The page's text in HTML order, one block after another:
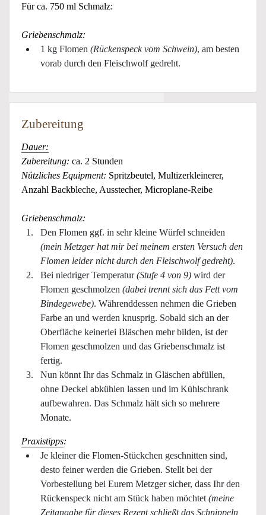
Für ca. 750 ml Schmalz:
Griebenschmalz:
1 kg Flomen (Rückenspeck vom Schwein), am besten
vorab durch den Fleischwolf gedreht.
Zubereitung
Dauer:
Zubereitung: ca. 2 Stunden
Nützliches Equipment: Spritzbeutel, Multizerkleinerer,
Anzahl Backbleche, Ausstecher, Microplane-Reibe
Griebenschmalz:
Den Flomen ggf. in sehr kleine Würfel schneiden
(mein Metzger hat mirbei meinem ersten Versuch den
Flomen leider nicht durch den Fleischwolf gedreht).
Bei niedriger Temperatur(Stufe 4 von 9) wird der
Flomen geschmolzen (dabei trennt sich das Fett vom
Bindegewebe). Währenddessen nehmen die Grieben
Farbe an und werden knusprig. Sobald sich an der
Oberfläche keinerlei Bläschen mehr bilden, ist der
Flomen geschmolzen und das Griebenschmalz ist
fertig.
Nun könnt Ihr das Schmalz in Gläschen abfüllen,
ohne Deckel abkühlen lassen und im Kühlschrank
aufbewahren. Das Schmalz hält sich so mehrere
Monate.
Praxistipps:
Je kleiner die Flomen-Stückchen geschnitten sind,
desto feiner werden die Grieben. Stellt bei der
Vorbestellung bei Eurem Metzger sicher, dass Ihr den
Rückenspeck nicht am Stück haben möchtet (meine
Zeitangabe für dieses Rezept schließt das Schnippeln